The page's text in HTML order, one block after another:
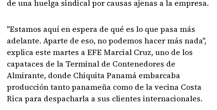
de una huelga sindical por causas ajenas a la empresa.
"Estamos aquí en espera de qué es lo que pasa más
adelante. Aparte de eso, no podemos hacer más nada",
explica este martes a EFE Marcial Cruz, uno de los
capataces de la Terminal de Contenedores de
Almirante, donde Chiquita Panamá embarcaba
producción tanto panameña como de la vecina Costa
Rica para despacharla a sus clientes internacionales.